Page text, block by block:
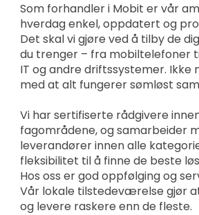
Som forhandler i Mobit er vår
hverdag enkel, oppdatert og
Det skal vi gjøre ved å tilby de
du trenger – fra mobiltelefoner
IT og andre driftssystemer. Ikke
med at alt fungerer sømløst
Vi har sertifiserte rådgivere
fagområdene, og samarbeider
leverandører innen alle
fleksibilitet til å finne de beste
Hos oss er god oppfølging og
Vår lokale tilstedeværelse gjør
og levere raskere enn de fleste.